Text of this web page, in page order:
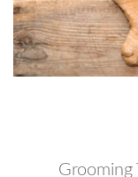
Grooming